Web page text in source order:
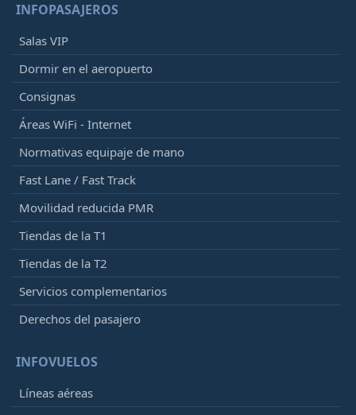
INFOPASAJEROS
Salas VIP
Dormir en el aeropuerto
Consignas
Áreas WiFi - Internet
Normativas equipaje de mano
Fast Lane / Fast Track
Movilidad reducida PMR
Tiendas de la T1
Tiendas de la T2
Servicios complementarios
Derechos del pasajero
INFOVUELOS
Líneas aéreas